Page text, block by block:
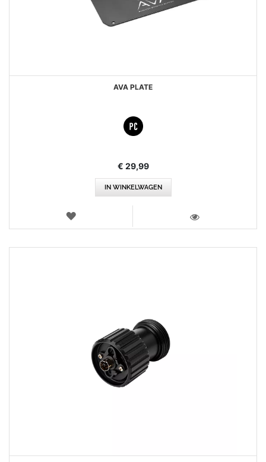
AVA PLATE
€ 29,99
IN WINKELWAGEN
VERLANGLIJST